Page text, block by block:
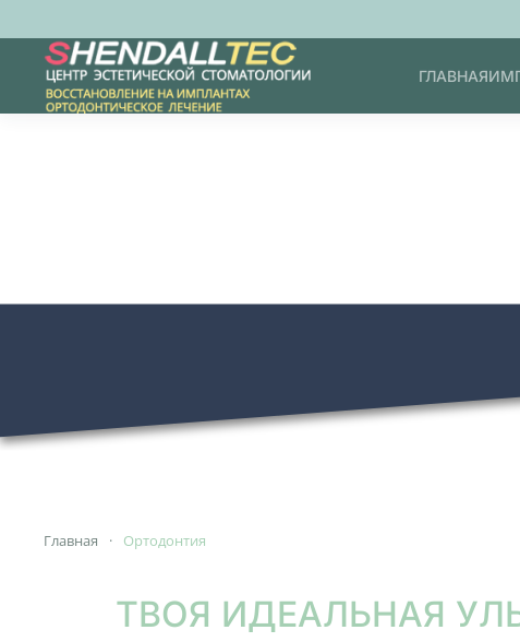
Перейти к содержимому
ГЛАВНАЯ
Главная Ортодонтия
ТВОЯ ИДЕАЛЬНАЯ